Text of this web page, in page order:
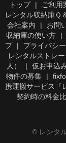
トップ ご利用
レンタル収納庫Ｑ
会社案内
お問
収納庫の使い方
プ
プライバシ
レンタルストレ
人）
仮お申込
物件の募集
携運搬サービス『
契約時の料金
© レンタ